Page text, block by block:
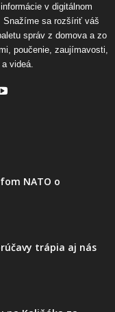
v digitálnom
Snažíme sa rozšíriť váš
správ z domova a zo
poučenie, zaujímavosti,
videá.
NATO o
trápia aj nás